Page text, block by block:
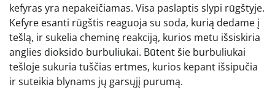
kefyras yra nepakeičiamas. Visa paslaptis slypi rūgštyje.
Kefyre esanti rūgštis reaguoja su soda, kurią dedame į
tešlą, ir sukelia cheminę reakciją, kurios metu išsiskiria
anglies dioksido burbuliukai. Būtent šie burbuliukai
tešloje sukuria tuščias ertmes, kurios kepant išsipučia
ir suteikia blynams jų garsųjį purumą.